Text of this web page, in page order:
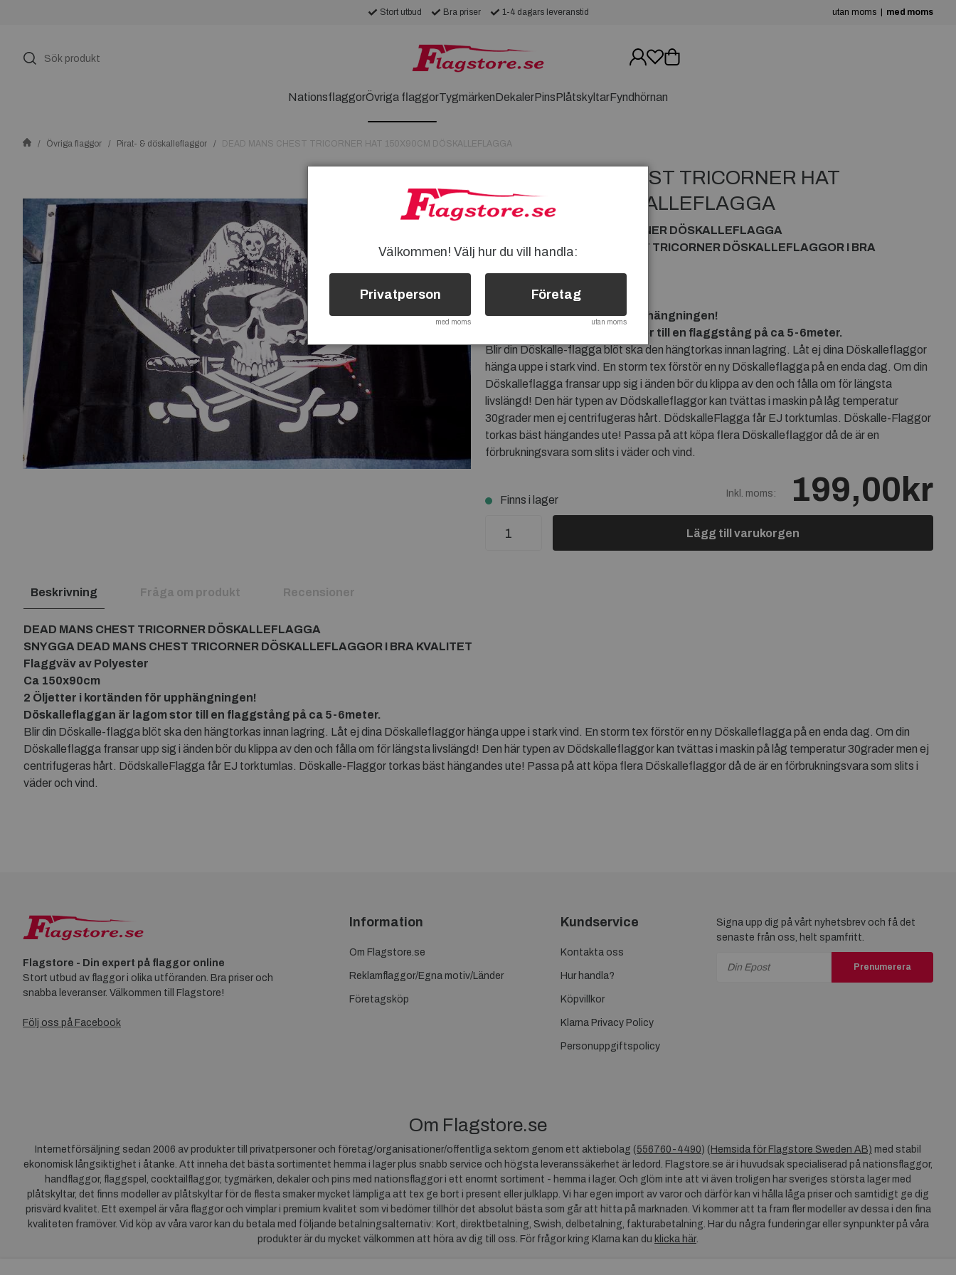
utan moms med moms
Stort utbud Bra priser 1-4 dagars leveranstid
NationsflaggorÖvriga flaggorTygmärkenDekalerPinsPlåtskyltarFyndhörnan
Övriga flaggor Pirat- & döskalleflaggor DEAD MANS CHEST TRICORNER HAT 150X90CM DÖSKALLEFLAGGA
DEAD MANS CHEST TRICORNER HAT
150X90CM DÖSKALLEFLAGGA
DEAD MANS CHEST TRICORNER DÖSKALLEFLAGGA
SNYGGA DEAD MANS CHEST TRICORNER DÖSKALLEFLAGGOR I BRA
Ca 150x90cm
2 Öljetter i kortänden för upphängningen!
Döskalleflaggan är lagom stor till en flaggstång på ca 5-6meter.
Blir din Döskalle-flagga blöt ska den hängtorkas innan lagring. Låt ej dina Döskalleflaggor
hänga uppe i stark vind. En storm tex förstör en ny Döskalleflagga på en enda dag. Om din
Döskalleflagga fransar upp sig i änden bör du klippa av den och fålla om för längsta
livslängd! Den här typen av Dödskalleflaggor kan tvättas i maskin på låg temperatur
30grader men ej centrifugeras hårt. DödskalleFlagga får EJ torktumlas. Döskalle-Flaggor
torkas bäst hängandes ute! Passa på att köpa flera Döskalleflaggor då de är en
förbrukningsvara som slits i väder och vind.
Finns i lager
Inkl. moms: 199,00kr
Lägg till varukorgen
Beskrivning Fråga om produkt Recensioner
DEAD MANS CHEST TRICORNER DÖSKALLEFLAGGA
SNYGGA DEAD MANS CHEST TRICORNER DÖSKALLEFLAGGOR I BRA KVALITET
Flaggväv av Polyester
Ca 150x90cm
2 Öljetter i kortänden för upphängningen!
Döskalleflaggan är lagom stor till en flaggstång på ca 5-6meter.
Blir din Döskalle-flagga blöt ska den hängtorkas innan lagring. Låt ej dina Döskalleflaggor hänga uppe i stark vind. En storm tex förstör en ny Döskalleflagga på en enda dag. Om din
Döskalleflagga fransar upp sig i änden bör du klippa av den och fålla om för längsta livslängd! Den här typen av Dödskalleflaggor kan tvättas i maskin på låg temperatur 30grader men ej
centrifugeras hårt. DödskalleFlagga får EJ torktumlas. Döskalle-Flaggor torkas bäst hängandes ute! Passa på att köpa flera Döskalleflaggor då de är en förbrukningsvara som slits i
väder och vind.
Flagstore - Din expert på flaggor online
Stort utbud av flaggor i olika utföranden. Bra priser och
snabba leveranser. Välkommen till Flagstore!
Följ oss på Facebook
Information
Om Flagstore.se
Reklamflaggor/Egna motiv/Länder
Företagsköp
Kundservice
Kontakta oss
Hur handla?
Köpvillkor
Klarna Privacy Policy
Personuppgiftspolicy
Signa upp dig på vårt nyhetsbrev och få det
senaste från oss, helt spamfritt.
Prenumerera
Om Flagstore.se
Internetförsäljning sedan 2006 av produkter till privatpersoner och företag/organisationer/offentliga sektorn genom ett aktiebolag (556760-4490) ( Hemsida för Flagstore Sweden AB) med stabil
ekonomisk långsiktighet i åtanke. Att inneha det bästa sortimentet hemma i lager plus snabb service och högsta leveranssäkerhet är ledord. Flagstore.se är i huvudsak specialiserad på nationsflaggor,
handflaggor, flaggspel, cocktailflaggor, tygmärken, dekaler och pins med nationsflaggor i ett enormt sortiment - hemma i lager. Och glöm inte att vi även troligen har sveriges största lager med
plåtskyltar, det finns modeller av plåtskyltar för de flesta smaker mycket lämpliga att tex ge bort i present eller julklapp. Vi har egen import av varor och därför kan vi hålla låga priser och samtidigt ge dig
prisvärd kvalitet. Ett exempel är våra flaggor och vimplar i premium kvalitet som vi bedömer tillhör det absolut bästa som går att hitta på marknaden. Vi kommer att ta fram fler modeller av dessa i den fina
kvaliteten framöver. Vid köp av våra varor kan du betala med följande betalningsalternativ: Kort, direktbetalning, Swish, delbetalning, fakturabetalning. Har du några funderingar eller synpunkter på våra
produkter är du mycket välkommen att höra av dig till oss. För frågor kring Klarna kan du klicka här.
Välkommen! Välj hur du vill handla:
Privatperson
med moms
Företag
utan moms